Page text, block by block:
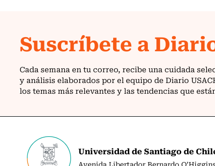
Universidad de Santiago de